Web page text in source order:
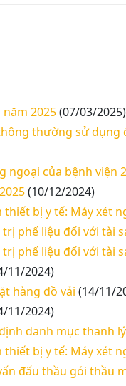
năm 2025(07/03/2025)
thường sử
ngoại của bệnh viện
(10/12/2024)
bị y tế: Máy xét
phế liệu đối với tài
phế liệu đối với tài
11/2024)
hàng đồ vải (14/11/
11/2024)
danh mục thanh
bị y tế: Máy xét
đấu thầu gói thầu